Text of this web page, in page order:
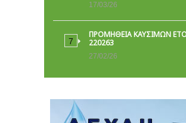
17/03/26
ΠΡΟΜΗΘΕΙΑ ΚΑΥΣΙΜΩΝ
220263
27/02/26